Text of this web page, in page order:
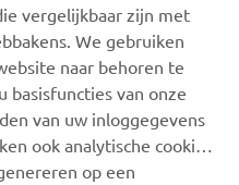
YZF-R1M
vergelijkbaar zijn met
We gebruiken
naar behoren te
basisfuncties van onze
van uw inloggegevens
ook analytische cookies
op een